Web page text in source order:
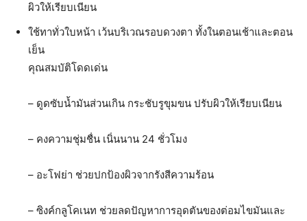
ผิวให้เรียบเนียน
ใช้ทาทั่วใบหน้า เว้นบริเวณรอบดวงตา ทั้งในตอนเช้าและตอน
เย็น
คุณสมบัติโดดเด่น
– ดูดซับน้ำมันส่วนเกิน กระชับรูขุมขน ปรับผิวให้เรียบเนียน
– คงความชุ่มชื่น เนิ่นนาน 24 ชั่วโมง
– อะโฟย่า ช่วยปกป้องผิวจากรังสีความร้อน
– ซิงค์กลูโคเนท ช่วยลดปัญหาการอุดตันของต่อมไขมันและ